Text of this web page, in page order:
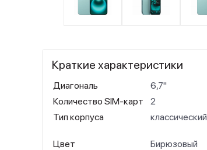
Краткие характеристики
Диагональ
6,7"
Количество SIM-карт
2
Тип корпуса
классический
Цвет
Бирюзовый